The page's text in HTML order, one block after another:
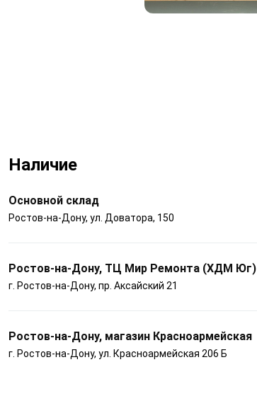
Наличие
Основной склад
Ростов-на-Дону, ул. Доватора, 150
Ростов-на-Дону, ТЦ Мир Ремонта (ХДМ Юг)
г. Ростов-на-Дону, пр. Аксайский 21
Ростов-на-Дону, магазин Красноармейская
г. Ростов-на-Дону, ул. Красноармейская 206 Б